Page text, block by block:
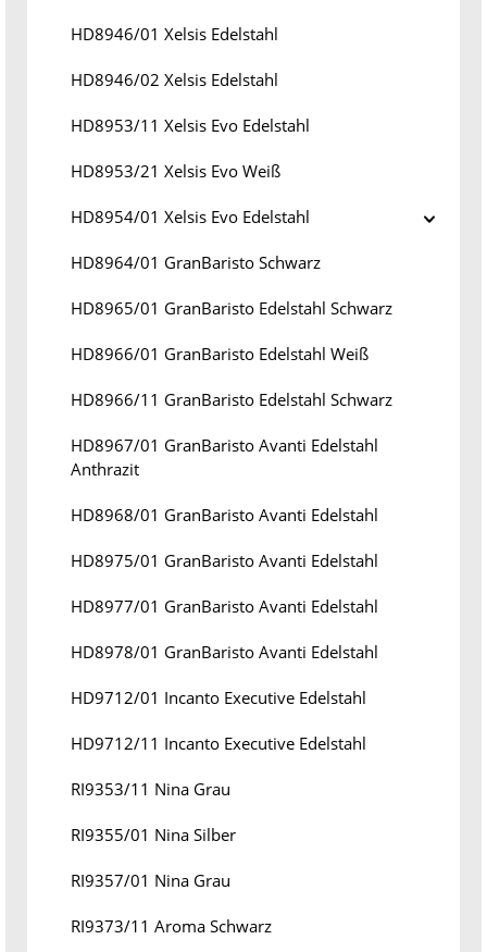
HD8946/01 Xelsis Edelstahl
HD8946/02 Xelsis Edelstahl
HD8953/11 Xelsis Evo Edelstahl
HD8953/21 Xelsis Evo Weiß
HD8954/01 Xelsis Evo Edelstahl
HD8964/01 GranBaristo Schwarz
HD8965/01 GranBaristo Edelstahl Schwarz
HD8966/01 GranBaristo Edelstahl Weiß
HD8966/11 GranBaristo Edelstahl Schwarz
HD8967/01 GranBaristo Avanti Edelstahl
Anthrazit
HD8968/01 GranBaristo Avanti Edelstahl
HD8975/01 GranBaristo Avanti Edelstahl
HD8977/01 GranBaristo Avanti Edelstahl
HD8978/01 GranBaristo Avanti Edelstahl
HD9712/01 Incanto Executive Edelstahl
HD9712/11 Incanto Executive Edelstahl
RI9353/11 Nina Grau
RI9355/01 Nina Silber
RI9357/01 Nina Grau
RI9373/11 Aroma Schwarz